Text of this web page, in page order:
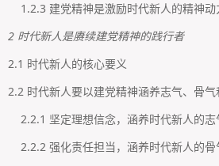
1.2.3 建党精神是激励时代新人的精神动
2 时代新人是赓续建党精神的践行者
2.1 时代新人的核心要义
2.2 时代新人要以建党精神涵养志气、骨气
2.2.1 坚定理想信念，涵养时代新人的志
2.2.2 强化责任担当，涵养时代新人的骨